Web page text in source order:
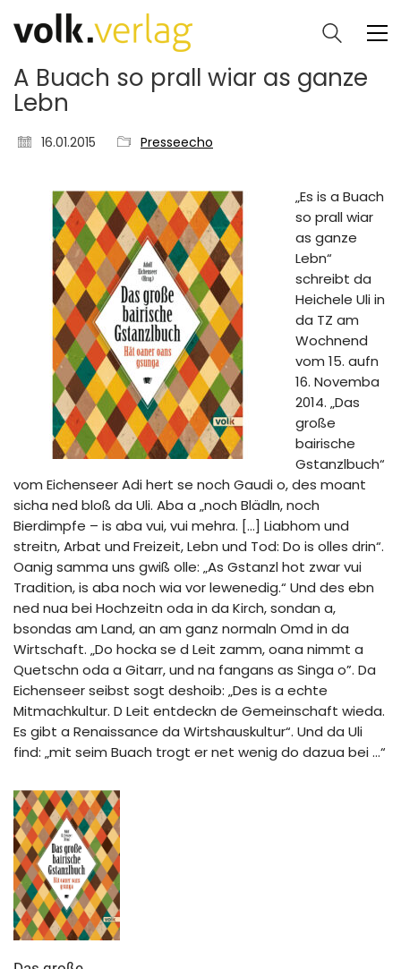
A Buach so prall wiar as ganze
Lebn
16.01.2015 Presseecho
„Es is a Buach
so prall wiar
as ganze
Lebn“
schreibt da
Heichele Uli in
da TZ am
Wochnend
vom 15. aufn
16. Novemba
2014. „Das
große
bairische
Gstanzlbuch“
vom Eichenseer Adi hert se noch Gaudi o, des moant
sicha ned bloß da Uli. Aba a „noch Blädln, noch
Bierdimpfe – is aba vui, vui mehra. […] Liabhom und
streitn, Arbat und Freizeit, Lebn und Tod: Do is olles drin“.
Oanig samma uns gwiß olle: „As Gstanzl hot zwar vui
Tradition, is aba noch wia vor lewenedig.“ Und des ebn
ned nua bei Hochzeitn oda in da Kirch, sondan a,
bsondas am Land, an am ganz normaln Omd in da
Wirtschaft. „Do hocka se d Leit zamm, oana nimmt a
Quetschn oda a Gitarr, und na fangans as Singa o”. Da
Eichenseer seibst sogt deshoib: „Des is a echte
Mitmachkultur. D Leit entdeckn de Gemeinschaft wieda.
Es gibt a Renaissance da Wirtshauskultur“. Und da Uli
find: „mit seim Buach trogt er net wenig do dazua bei …“